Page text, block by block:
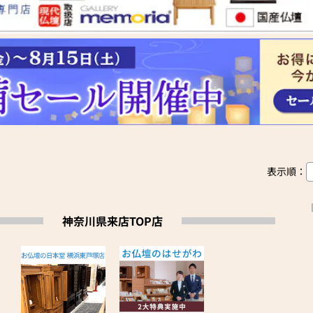
表示順：
神奈川県来店TOP店